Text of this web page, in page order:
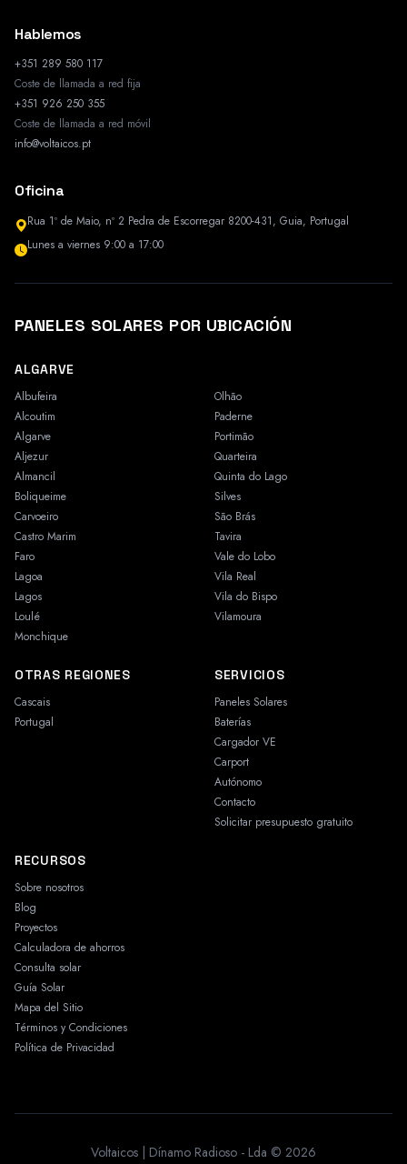
Hablemos
+351 289 580 117
Coste de llamada a red fija
+351 926 250 355
Coste de llamada a red móvil
info@voltaicos.pt
Oficina
Rua 1º de Maio, nº 2 Pedra de Escorregar 8200-431, Guia, Portugal
Lunes a viernes 9:00 a 17:00
PANELES SOLARES POR UBICACIÓN
ALGARVE
Albufeira
Alcoutim
Algarve
Aljezur
Almancil
Boliqueime
Carvoeiro
Castro Marim
Faro
Lagoa
Lagos
Loulé
Monchique
Olhão
Paderne
Portimão
Quarteira
Quinta do Lago
Silves
São Brás
Tavira
Vale do Lobo
Vila Real
Vila do Bispo
Vilamoura
OTRAS REGIONES
Cascais
Portugal
SERVICIOS
Paneles Solares
Baterías
Cargador VE
Carport
Autónomo
Contacto
Solicitar presupuesto gratuito
RECURSOS
Sobre nosotros
Blog
Proyectos
Calculadora de ahorros
Consulta solar
Guía Solar
Mapa del Sitio
Términos y Condiciones
Política de Privacidad
Voltaicos | Dínamo Radioso - Lda © 2026